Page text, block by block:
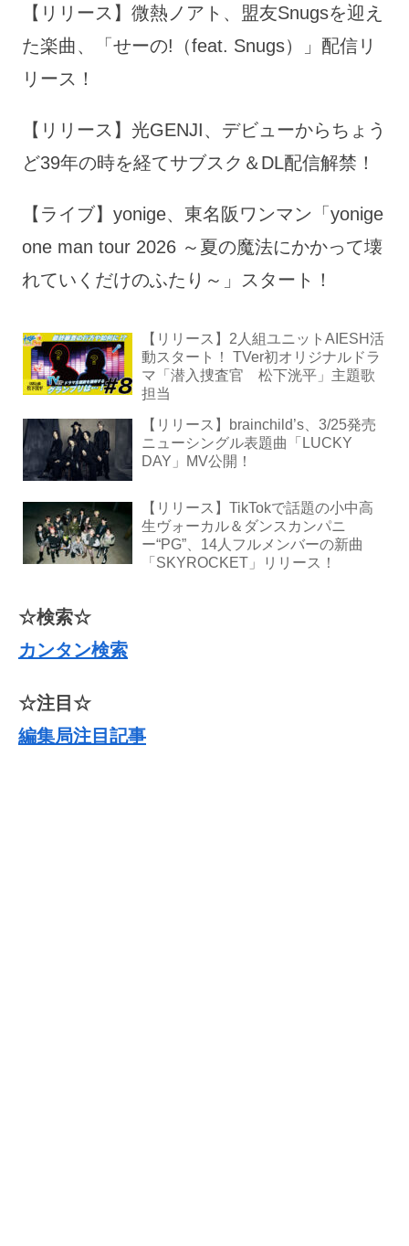
【リリース】微熱ノアト、盟友Snugsを迎え
た楽曲、「せーの!（feat. Snugs）」配信リ
リース！
【リリース】光GENJI、デビューからちょう
ど39年の時を経てサブスク＆DL配信解禁！
【ライブ】yonige、東名阪ワンマン「yonige
one man tour 2026 ～夏の魔法にかかって壊
れていくだけのふたり～」スタート！
【リリース】2人組ユニットAIESH活
動スタート！ TVer初オリジナルドラ
マ「潜入捜査官 松下洸平」主題歌
担当
【リリース】brainchild’s、3/25発売
ニューシングル表題曲「LUCKY
DAY」MV公開！
【リリース】TikTokで話題の小中高
生ヴォーカル＆ダンスカンパニ
ー“PG”、14人フルメンバーの新曲
「SKYROCKET」リリース！
☆検索☆
カンタン検索
☆注目☆
編集局注目記事